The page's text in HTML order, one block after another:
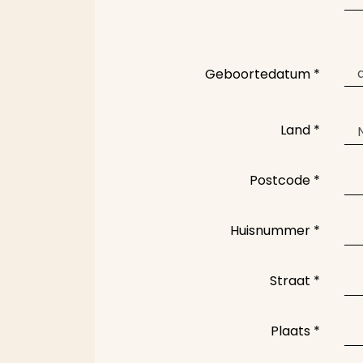
Geboortedatum*
Land*
Postcode*
Huisnummer*
Straat *
Plaats*